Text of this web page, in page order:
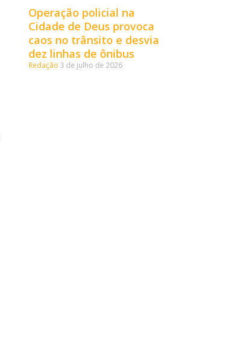
Operação policial na
Cidade de Deus provoca
caos no trânsito e desvia
dez linhas de ônibus
Redação 3 de julho de 2026